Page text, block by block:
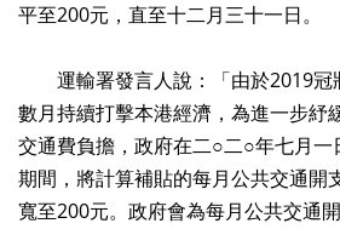
平至200元，直至十二月三十一日。
運輸署發言人說：「由於2019冠
數月持續打擊本港經濟，為進一步紓
交通費負擔，政府在二○二○年七月一
期間，將計算補貼的每月公共交通開
寬至200元。政府會為每月公共交通